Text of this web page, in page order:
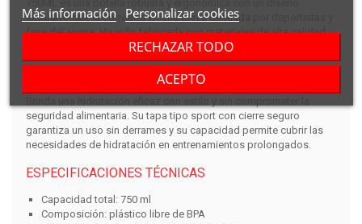
exclusivo que la convierte en una pieza deseada por deportistas y
fans del anime. Ha sido fabricada con materiales de alta calidad,
ideal para el rendimiento físico y la comodidad diaria.
¿QUÉ VENTAJAS OFRECE?
seguridad alimentaria. Su tapa tipo sport con cierre seguro
garantiza un uso sin derrames y su capacidad permite cubrir las
necesidades de hidratación en entrenamientos prolongados.
ESPECIFICACIONES TÉCNICAS
Capacidad total: 750 ml
Composición: plástico libre de BPA
Más información Personalizar cookies
RECHAZAR TODO
ACEPTO